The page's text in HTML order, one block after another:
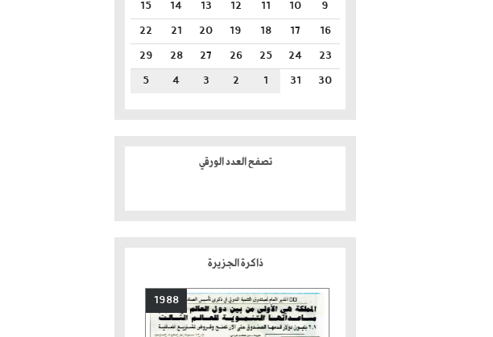
9
10
11
12
13
14
15
16
17
18
19
20
21
22
23
24
25
26
27
28
29
30
31
1
2
3
4
5
تصفح العدد الورقي
ذاكرة الجزيرة
1988